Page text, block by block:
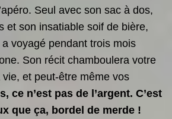
Seul avec son sac à dos,
et son insatiable soif de bière,
a voyagé pendant trois mois
Son récit chamboulera votre
et peut-être même vos
ce n’est pas de l’argent. C’est
que ça, bordel de merde !